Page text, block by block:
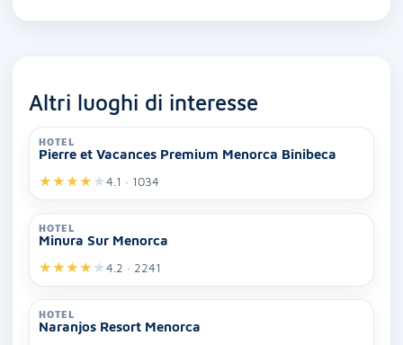
Altri luoghi di interesse
HOTEL
Pierre et Vacances Premium Menorca Binibeca
★★★★ ★4.1 · 1034
HOTEL
Minura Sur Menorca
★★★★ ★4.2 · 2241
HOTEL
Naranjos Resort Menorca